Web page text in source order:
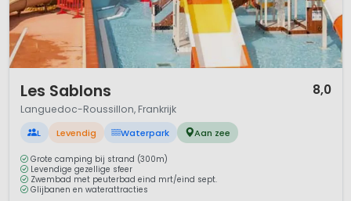
Gunstig klimaat voor de zonaanbidder
Languedoc-Roussillon heeft een mediterraan klimaat met
hete en vooral ook droge zomers. De stad Nîmes wordt
beschouwd als het warmste plekje van Frankrijk. De winter is
vaak regenachtig en door de zee kennen de lente en herfst
een gematigd klimaat.. De zon schijnt er volop: gemiddeld
zo’n 300 dagen per jaar! Je kunt dus in het voor- en najaar
ook genieten van de zon. 🌞
Les Sablons 8,0
Languedoc-Roussillon, Frankrijk
L Levendig Waterpark Aan zee
Grote camping bij strand (300m)
Levendige gezellige sfeer
Zwembad met peuterbad eind mrt/eind sept.
Glijbanen en waterattracties